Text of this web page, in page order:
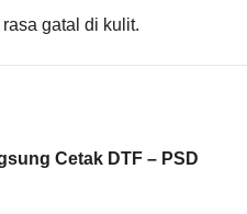
gatal di kulit.
Cetak DTF – PSD